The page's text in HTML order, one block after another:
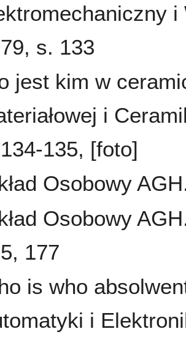
i
s. 133
jest kim w
i
135, [foto]
Osobowy
Osobowy
177
is who
i